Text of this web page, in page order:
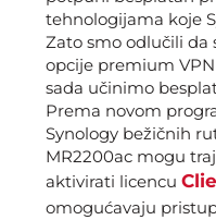
tehnologijama koje
Zato smo odlučili da
opcije premium
sada učinimo
Prema novom
Synology bežičnih
MR2200ac mogu
aktivirati licencu
omogućavaju